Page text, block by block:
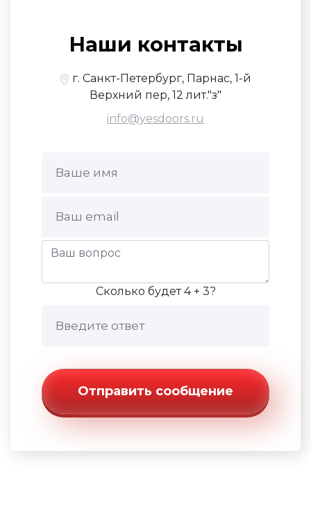
Наши контакты
г. Санкт-Петербург, Парнас, 1-й
Верхний пер, 12 лит."з"
info@yesdoors.ru
Сколько будет 4 + 3?
Отправить сообщение